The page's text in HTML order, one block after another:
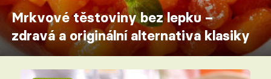
Mrkvové těstoviny bez lepku –
zdravá a originální alternativa klasiky